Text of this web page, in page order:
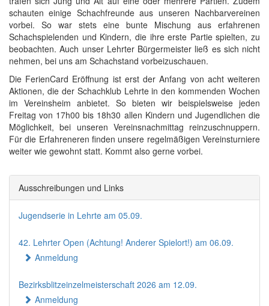
schauten einige Schachfreunde aus unseren Nachbarvereinen
vorbei. So war stets eine bunte Mischung aus erfahrenen
Schachspielenden und Kindern, die ihre erste Partie spielten, zu
beobachten. Auch unser Lehrter Bürgermeister ließ es sich nicht
nehmen, bei uns am Schachstand vorbeizuschauen.
Die FerienCard Eröffnung ist erst der Anfang von acht weiteren
Aktionen, die der Schachklub Lehrte in den kommenden Wochen
im Vereinsheim anbietet. So bieten wir beispielsweise jeden
Freitag von 17h00 bis 18h30 allen Kindern und Jugendlichen die
Möglichkeit, bei unseren Vereinsnachmittag reinzuschnuppern.
Für die Erfahreneren finden unsere regelmäßigen Vereinsturniere
weiter wie gewohnt statt. Kommt also gerne vorbei.
Ausschreibungen und Links
Jugendserie in Lehrte am 05.09.
42. Lehrter Open (Achtung! Anderer Spielort!) am 06.09.
Anmeldung
Bezirksblitzeinzelmeisterschaft 2026 am 12.09.
Anmeldung